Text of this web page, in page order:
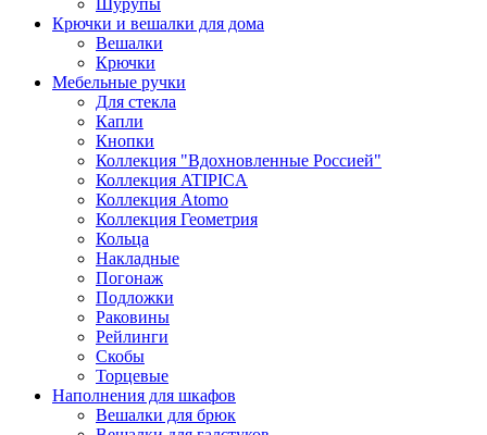
Шурупы
Крючки и вешалки для дома
Вешалки
Крючки
Мебельные ручки
Для стекла
Капли
Кнопки
Коллекция "Вдохновленные Россией"
Коллекция ATIPICA
Коллекция Atomo
Коллекция Геометрия
Кольца
Накладные
Погонаж
Подложки
Раковины
Рейлинги
Скобы
Торцевые
Наполнения для шкафов
Вешалки для брюк